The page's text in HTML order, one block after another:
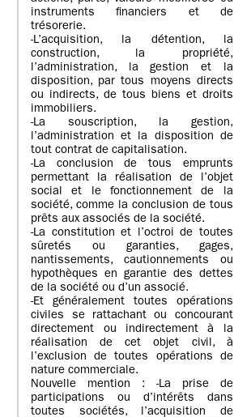
instruments financiers et de
trésorerie.
-L’acquisition, la détention, la
construction, la propriété,
l’administration, la gestion et la
disposition, par tous moyens directs
ou indirects, de tous biens et droits
immobiliers.
-La souscription, la gestion,
l’administration et la disposition de
tout contrat de capitalisation.
-La conclusion de tous emprunts
permettant la réalisation de l’objet
social et le fonctionnement de la
société, comme la conclusion de tous
prêts aux associés de la société.
-La constitution et l’octroi de toutes
sûretés ou garanties, gages,
nantissements, cautionnements ou
hypothèques en garantie des dettes
de la société ou d’un associé.
-Et généralement toutes opérations
civiles se rattachant ou concourant
directement ou indirectement à la
réalisation de cet objet civil, à
l’exclusion de toutes opérations de
nature commerciale.
Nouvelle mention : -La prise de
participations ou d’intérêts dans
toutes sociétés, l’acquisition de